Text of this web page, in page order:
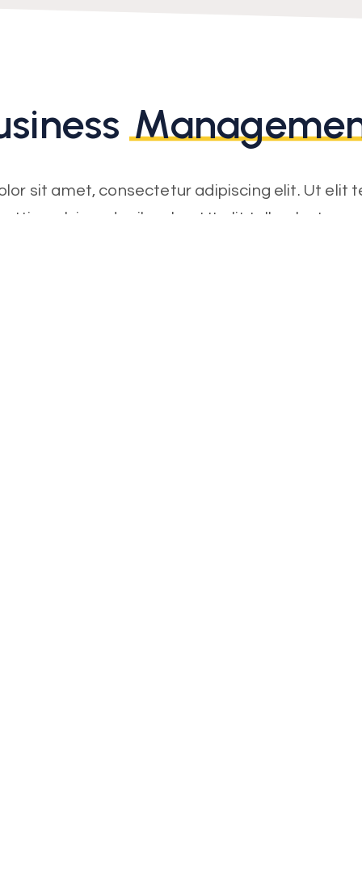
sit amet, consectetur adipiscing elit. Ut elit
pulvinar dapibus leo. Ut elit tellus, luctus